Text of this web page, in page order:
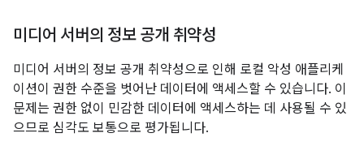
미디어 서버의 정보 공개 취약성
미디어 서버의 정보 공개 취약성으로 인해 로컬 악성 애플리케
이션이 권한 수준을 벗어난 데이터에 액세스할 수 있습니다. 이
문제는 권한 없이 민감한 데이터에 액세스하는 데 사용될 수 있
으므로 심각도 보통으로 평가됩니다.